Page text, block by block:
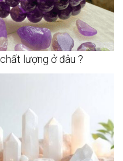
lượng ở đâu ?